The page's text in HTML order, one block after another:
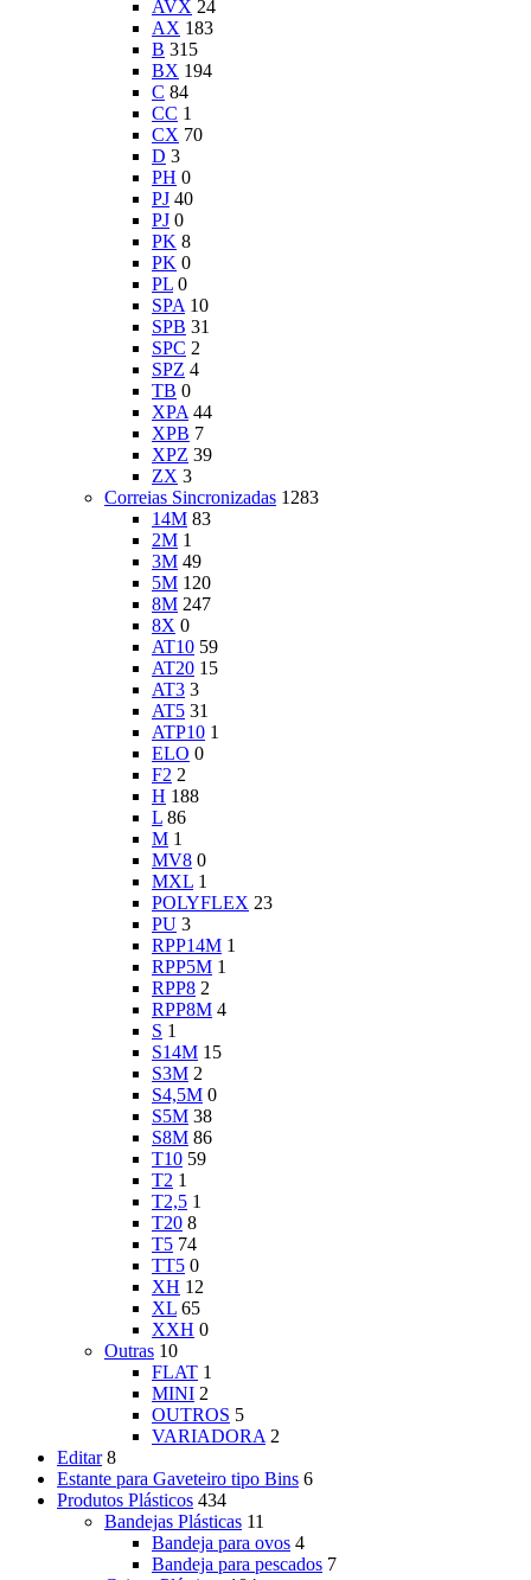
AVX 24
AX 183
B 315
BX 194
C 84
CC 1
CX 70
D 3
PH 0
PJ 40
PJ 0
PK 8
PK 0
PL 0
SPA 10
SPB 31
SPC 2
SPZ 4
TB 0
XPA 44
XPB 7
XPZ 39
ZX 3
Correias Sincronizadas 1283
14M 83
2M 1
3M 49
5M 120
8M 247
8X 0
AT10 59
AT20 15
AT3 3
AT5 31
ATP10 1
ELO 0
F2 2
H 188
L 86
M 1
MV8 0
MXL 1
POLYFLEX 23
PU 3
RPP14M 1
RPP5M 1
RPP8 2
RPP8M 4
S 1
S14M 15
S3M 2
S4,5M 0
S5M 38
S8M 86
T10 59
T2 1
T2,5 1
T20 8
T5 74
TT5 0
XH 12
XL 65
XXH 0
Outras 10
FLAT 1
MINI 2
OUTROS 5
VARIADORA 2
Editar 8
Estante para Gaveteiro tipo Bins 6
Produtos Plásticos 434
Bandejas Plásticas 11
Bandeja para ovos 4
Bandeja para pescados 7